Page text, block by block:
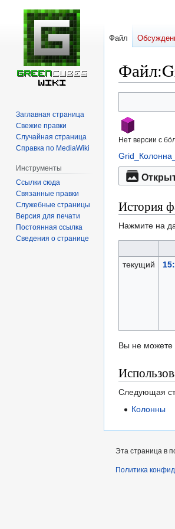
Файл:
к
навигации
к
поиску
Нет версии с
История
Нажмите на
текущий
Вы не можете
Следующая
Колонны
Файл
Заглавная страница
Свежие правки
Случайная страница
Справка по MediaWiki
Инструменты
Ссылки сюда
Связанные правки
Служебные страницы
Версия для печати
Постоянная ссылка
Сведения о странице
Эта страница в
Политика